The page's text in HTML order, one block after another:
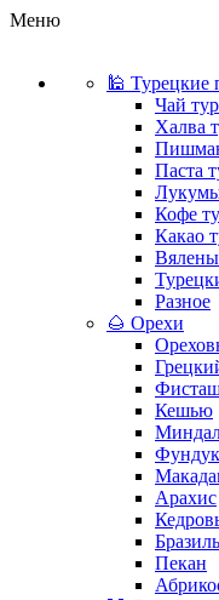
Меню
🕌 Турецкие
Чай
Халва
Паста
Кофе
Какао
Разное
🌰 Орехи
Кешью
Фундук
Арахис
Пекан